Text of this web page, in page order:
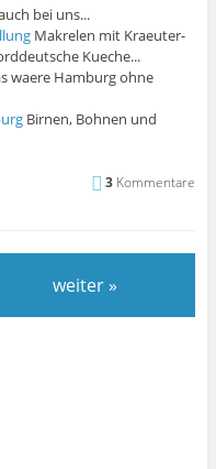
bei uns...
Makrelen mit Kraeuter-
Kueche...
waere Hamburg ohne
Birnen, Bohnen und
3 Kommentare
weiter »